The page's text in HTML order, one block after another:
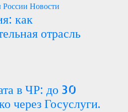
Новости
как
отрасль
в ЧР: до 30
через Госуслуги.